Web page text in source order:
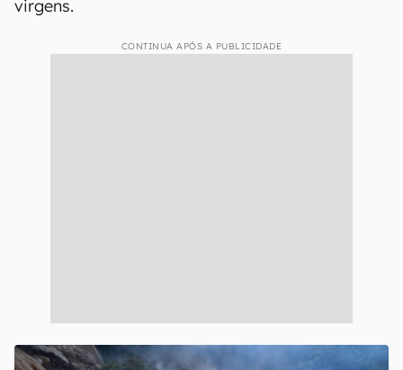
virgens.
CONTINUA APÓS A PUBLICIDADE